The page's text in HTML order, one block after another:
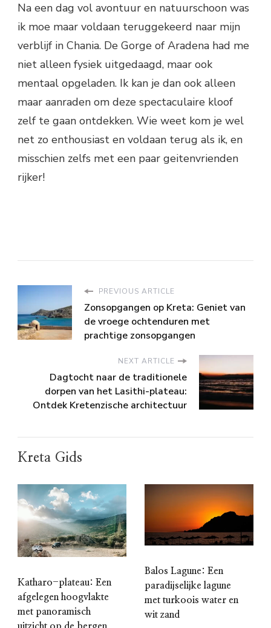
Na een dag vol avontuur en natuurschoon was
ik moe maar voldaan teruggekeerd naar mijn
verblijf in Chania. De Gorge of Aradena had me
niet alleen fysiek uitgedaagd, maar ook
mentaal opgeladen. Ik kan je dan ook alleen
maar aanraden om deze spectaculaire kloof
zelf te gaan ontdekken. Wie weet kom je wel
net zo enthousiast en voldaan terug als ik, en
misschien zelfs met een paar geitenvrienden
rijker!
PREVIOUS ARTICLE
Zonsopgangen op Kreta: Geniet van
de vroege ochtenduren met
prachtige zonsopgangen
NEXT ARTICLE
Dagtocht naar de traditionele
dorpen van het Lasithi-plateau:
Ontdek Kretenzische architectuur
Kreta Gids
Katharo-plateau: Een
afgelegen hoogvlakte
met panoramisch
Balos Lagune: Een
paradijselijke lagune
met turkoois water en
wit zand